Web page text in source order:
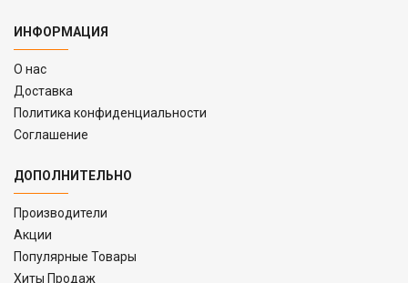
ИНФОРМАЦИЯ
O нас
Доставка
Политика конфиденциальности
Соглашение
ДОПОЛНИТЕЛЬНО
Производители
Акции
Популярные Товары
Хиты Продаж